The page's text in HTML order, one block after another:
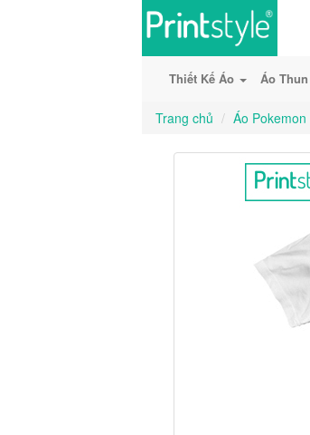
Thiết Kế Áo Áo
Trang chủ Áo